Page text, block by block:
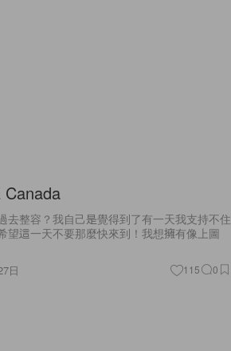
Canada
去整容？我自己是覺得到了有一天我支持不住
望這一天不要那麼快來到！我想擁有像上圖
日 115 0